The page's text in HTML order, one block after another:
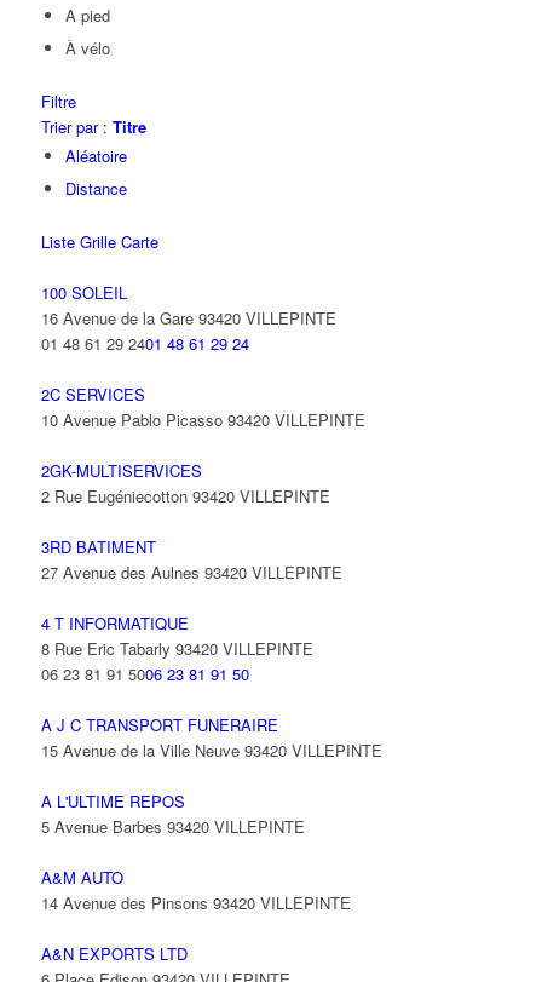
A pied
À vélo
Filtre
Trier par : Titre
Aléatoire
Distance
Liste Grille Carte
100 SOLEIL
16 Avenue de la Gare 93420 VILLEPINTE
01 48 61 29 2401 48 61 29 24
2C SERVICES
10 Avenue Pablo Picasso 93420 VILLEPINTE
2GK-MULTISERVICES
2 Rue Eugéniecotton 93420 VILLEPINTE
3RD BATIMENT
27 Avenue des Aulnes 93420 VILLEPINTE
4 T INFORMATIQUE
8 Rue Eric Tabarly 93420 VILLEPINTE
06 23 81 91 5006 23 81 91 50
A J C TRANSPORT FUNERAIRE
15 Avenue de la Ville Neuve 93420 VILLEPINTE
A L'ULTIME REPOS
5 Avenue Barbes 93420 VILLEPINTE
A&M AUTO
14 Avenue des Pinsons 93420 VILLEPINTE
A&N EXPORTS LTD